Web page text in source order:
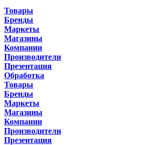
Товары
Бренды
Маркеты
Магазины
Компании
Производители
Презентация
Обработка
Товары
Бренды
Маркеты
Магазины
Компании
Производители
Презентация